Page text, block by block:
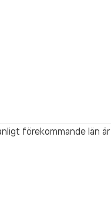
förekommande län är